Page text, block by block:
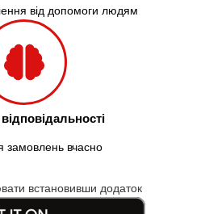
від допомоги людям
замовлень вчасно
встановивши додаток